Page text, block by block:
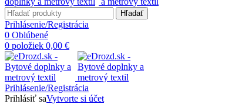
Hľadať
Prihlásenie/Registrácia
0 Oblúbené
0 položiek 0,00 €
Prihlásenie/Registrácia
Prihlásiť saVytvorte si účet